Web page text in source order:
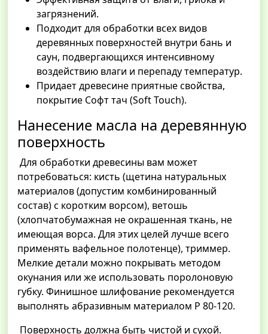
загрязнений.
Подходит для обработки всех видов
деревянных поверхностей внутри бань и
саун, подвергающихся интенсивному
воздействию влаги и перепаду температур.
Придает древесине приятные свойства,
покрытие Софт тач (Soft Touch).
Нанесение масла на деревянную
поверхность
Для обработки древесины вам может
потребоваться: кисть (щетина натуральных
материалов (допустим комбинированный
состав) с коротким ворсом), ветошь
(хлопчатобумажная не окрашенная ткань, не
имеющая ворса. Для этих целей лучше всего
применять вафельное полотенце), триммер.
Мелкие детали можно покрывать методом
окунания или же использовать поролоновую
губку. Финишное шлифование рекомендуется
выполнять абразивным материалом Р 80-120.
Поверхность должна быть чистой и сухой.